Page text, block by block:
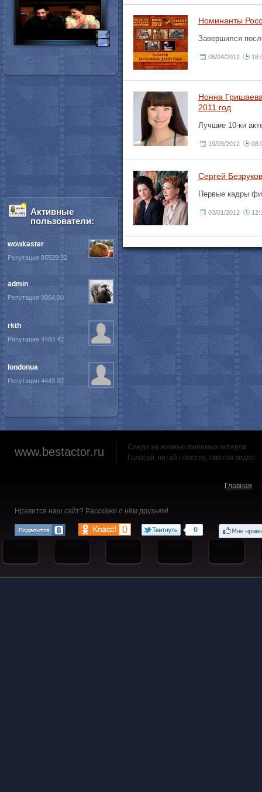
Номинанты
Завершился
08/04/2012
Нонна
2011 год
Лучшие 10-ки
19/03/2012
Сергей
Первые кадры
03/01/2012
Активные
пользователи:
wowkaster
Репутация 86529.92
admin
Репутация 9064.00
rkth
Репутация 4483.42
londonua
Репутация 4443.92
www.bestactor.ru
Следи за жизнью любимых актеров
Голосуй, читай новости, смотри видео
Главная
Нравится наш сайт? Расскажи о нём друзьям!